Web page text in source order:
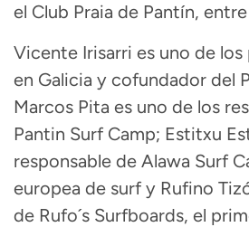
el Club Praia de Pantín,
Vicente Irisarri es uno de
en Galicia y cofundador del
Marcos Pita es uno de los
Pantin Surf Camp; Estitxu
responsable de Alawa Surf
europea de surf y Rufino
de Rufo´s Surfboards, el